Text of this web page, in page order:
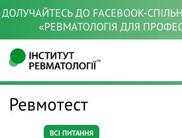
ДОЛУЧАЙТЕСЬ ДО FACEBOOK-
«РЕВМАТОЛОГІЯ ДЛЯ
Ревмотест
ВСІ ПИТАННЯ